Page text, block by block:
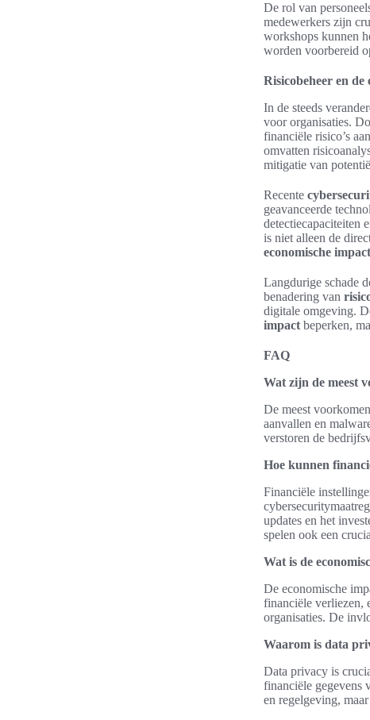
De rol van
medewerkers zijn
workshops kunnen
worden voorbereid
Risicobeheer en
In de steeds
voor organisaties.
financiële risico’s
omvatten
mitigatie van
Recente
geavanceerde
detectiecapaciteiten
is niet alleen de
economische impact
Langdurige schade
benadering van
digitale omgeving.
impact beperken,
FAQ
Wat zijn de meest
De meest
aanvallen en
verstoren de
Hoe kunnen
Financiële
updates en het
spelen ook een
Wat is de
De economische
financiële verliezen,
organisaties. De
Waarom is data
Data privacy is
financiële gegevens
en regelgeving,